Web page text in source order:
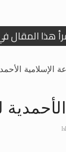
هذا المقال
دلالات،
تعميم هامّ لأفراد
تعميم هامّ
إعلان هامّ
الإسلامية